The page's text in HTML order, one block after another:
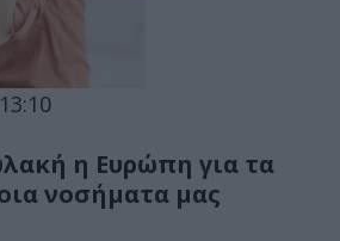
13:10
η Ευρώπη για τα
νοσήματα μας